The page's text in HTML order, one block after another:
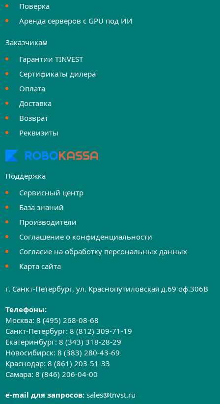
Поверка
Аренда серверов с GPU под ИИ
Заказчикам
Гарантии TINVEST
Сертификаты дилера
Оплата
Доставка
Возврат
Реквизиты
Поддержка
Сервисный центр
База знаний
Производители
Соглашение о конфиденциальности
Согласие на обработку персональных данных
Карта сайта
г. Санкт-Петербург, ул. Краснопутиловская д.69 оф.306B
Телефоны:
Москва:8 (495) 268-08-68
Санкт-Петербург:8 (812) 309-71-19
Екатеринбург:8 (343) 318-28-29
Новосибирск:8 (383) 280-43-69
Краснодар:8 (861) 203-51-33
Самара:8 (846) 206-04-00
e-mail для запросов:sales@tnvst.ru